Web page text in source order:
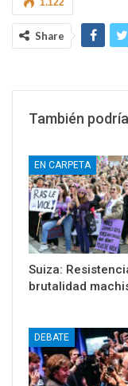
Share
También
EN CARPETA
Suiza:
brutalidad
DEBATE